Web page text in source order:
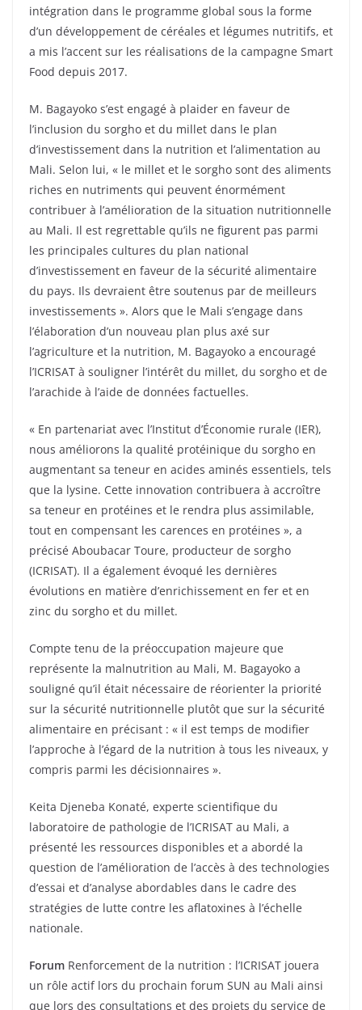
intégration dans le programme global sous la forme
d’un développement de céréales et légumes nutritifs, et
a mis l’accent sur les réalisations de la campagne Smart
Food depuis 2017.
M. Bagayoko s’est engagé à plaider en faveur de
l’inclusion du sorgho et du millet dans le plan
d’investissement dans la nutrition et l’alimentation au
Mali. Selon lui, « le millet et le sorgho sont des aliments
riches en nutriments qui peuvent énormément
contribuer à l’amélioration de la situation nutritionnelle
au Mali. Il est regrettable qu’ils ne figurent pas parmi
les principales cultures du plan national
d’investissement en faveur de la sécurité alimentaire
du pays. Ils devraient être soutenus par de meilleurs
investissements ». Alors que le Mali s’engage dans
l’élaboration d’un nouveau plan plus axé sur
l’agriculture et la nutrition, M. Bagayoko a encouragé
l’ICRISAT à souligner l’intérêt du millet, du sorgho et de
l’arachide à l’aide de données factuelles.
« En partenariat avec l’Institut d’Économie rurale (IER),
nous améliorons la qualité protéinique du sorgho en
augmentant sa teneur en acides aminés essentiels, tels
que la lysine. Cette innovation contribuera à accroître
sa teneur en protéines et le rendra plus assimilable,
tout en compensant les carences en protéines », a
précisé Aboubacar Toure, producteur de sorgho
(ICRISAT). Il a également évoqué les dernières
évolutions en matière d’enrichissement en fer et en
zinc du sorgho et du millet.
Compte tenu de la préoccupation majeure que
représente la malnutrition au Mali, M. Bagayoko a
souligné qu’il était nécessaire de réorienter la priorité
sur la sécurité nutritionnelle plutôt que sur la sécurité
alimentaire en précisant : « il est temps de modifier
l’approche à l’égard de la nutrition à tous les niveaux, y
compris parmi les décisionnaires ».
Keita Djeneba Konaté, experte scientifique du
laboratoire de pathologie de l’ICRISAT au Mali, a
présenté les ressources disponibles et a abordé la
question de l’amélioration de l’accès à des technologies
d’essai et d’analyse abordables dans le cadre des
stratégies de lutte contre les aflatoxines à l’échelle
nationale.
Forum Renforcement de la nutrition : l’ICRISAT jouera
un rôle actif lors du prochain forum SUN au Mali ainsi
que lors des consultations et des projets du service de